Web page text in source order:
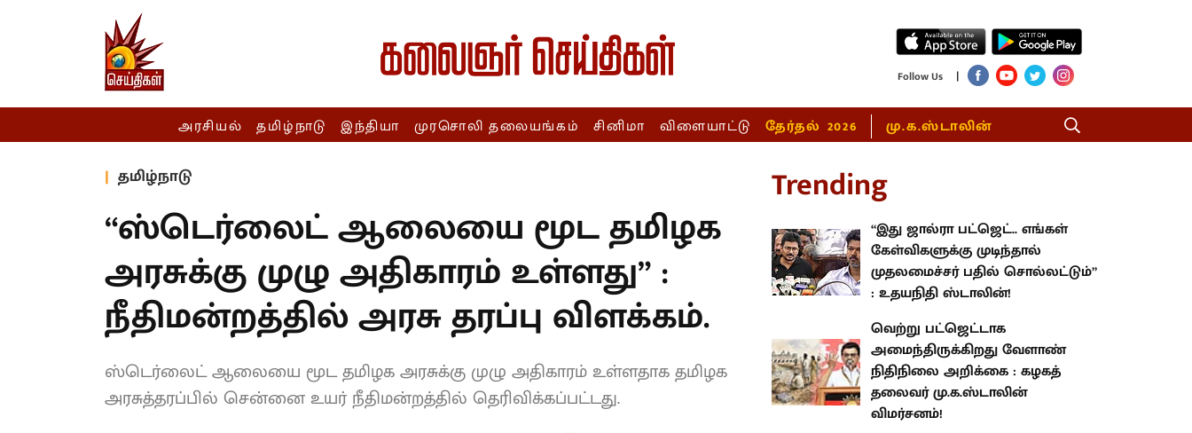
Follow Us |
அரசியல் தமிழ்நாடு இந்தியா முரசொலி தலையங்கம் சினிமா விளையாட்டு தேர்தல் 2026 மு.க.ஸ்டாலின்
தமிழ்நாடு
“ஸ்டெர்லைட் ஆலையை மூட தமிழக
அரசுக்கு முழு அதிகாரம் உள்ளது” :
நீதிமன்றத்தில் அரசு தரப்பு விளக்கம்.
ஸ்டெர்லைட் ஆலையை மூட தமிழக அரசுக்கு முழு அதிகாரம் உள்ளதாக தமிழக
அரசுத்தரப்பில் சென்னை உயர் நீதிமன்றத்தில் தெரிவிக்கப்பட்டது.
Trending
“இது ஜால்ரா பட்ஜெட்.. எங்கள்
கேள்விகளுக்கு முடிந்தால்
முதலமைச்சர் பதில் சொல்லட்டும்”
: உதயநிதி ஸ்டாலின்!
வெற்று பட்ஜெட்டாக
அமைந்திருக்கிறது வேளாண்
நிதிநிலை அறிக்கை : கழகத்
தலைவர் மு.க.ஸ்டாலின்
விமர்சனம்!